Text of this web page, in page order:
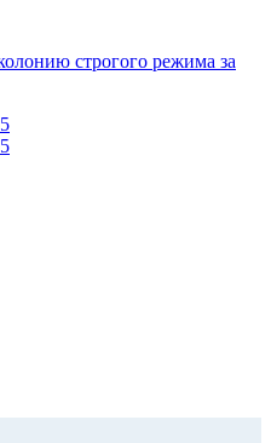
строгого режима за